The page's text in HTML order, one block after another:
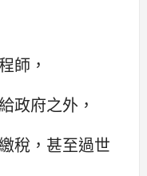
師，
政府之外，
稅，甚至過世